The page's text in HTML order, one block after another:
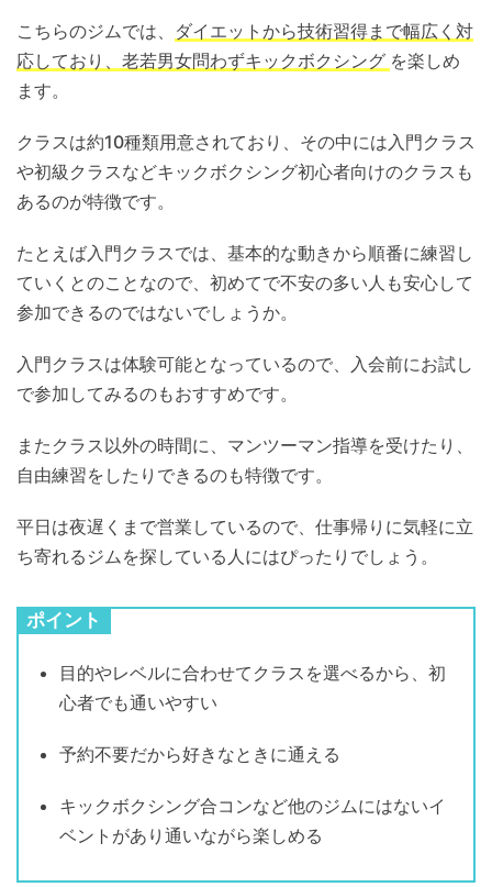
こちらのジムでは、 ダイエットから技術習得まで幅広く対
応しており、老若男女問わずキックボクシング を楽しめ
ます。
クラスは約10種類用意されており、その中には入門クラス
や初級クラスなどキックボクシング初心者向けのクラスも
あるのが特徴です。
たとえば入門クラスでは、基本的な動きから順番に練習し
ていくとのことなので、初めてで不安の多い人も安心して
参加できるのではないでしょうか。
入門クラスは体験可能となっているので、入会前にお試し
で参加してみるのもおすすめです。
またクラス以外の時間に、マンツーマン指導を受けたり、
自由練習をしたりできるのも特徴です。
平日は夜遅くまで営業しているので、仕事帰りに気軽に立
ち寄れるジムを探している人にはぴったりでしょう。
ポイント
目的やレベルに合わせてクラスを選べるから、初
心者でも通いやすい
予約不要だから好きなときに通える
キックボクシング合コンなど他のジムにはないイ
ベントがあり通いながら楽しめる